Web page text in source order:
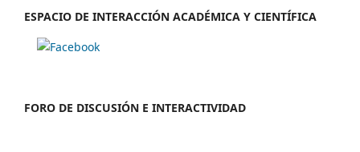
ESPACIO DE INTERACCIÓN ACADÉMICA Y CIENTÍFICA
FORO DE DISCUSIÓN E INTERACTIVIDAD